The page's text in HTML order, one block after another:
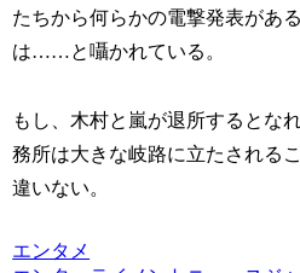
たちから何らかの電撃発表があ
は……と囁かれている。
もし、木村と嵐が退所するとな
務所は大きな岐路に立たされる
違いない。
エンタメ